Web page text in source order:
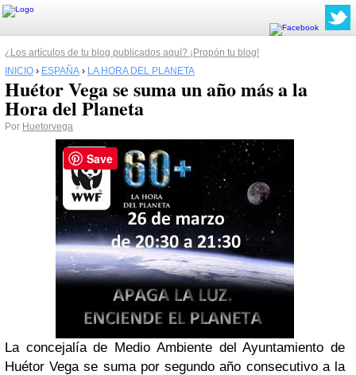
¿Los artículos de tu blog publicados aquí? ¡Propón tu blog!
INICIO › ESPAÑA › LA HORA DEL PLANETA
Huétor Vega se suma un año más a la
Hora del Planeta
Por Huetorvega
La concejalía de Medio Ambiente del Ayuntamiento de
Huétor Vega se suma por segundo año consecutivo a la
Save